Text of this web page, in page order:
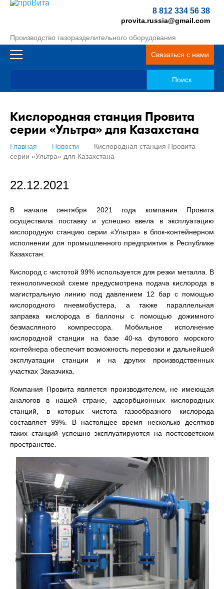
Производство газоразделительного оборудования
8 812 334 56 38
provita.russia@gmail.com
Связаться с нами
Кислородная станция Провита
серии «Ультра» для Казахстана
Главная — Новости — Кислородная станция Провита
серии «Ультра» для Казахстана
22.12.2021
В начале сентября 2021 года компания Провита
осуществила поставку и успешно ввела в эксплуатацию
кислородную станцию серии «Ультра» в блок-контейнерном
исполнении для промышленного предприятия в Республике
Казахстан.
Кислород с чистотой 99% используется для резки металла. В
технологической схеме предусмотрена подача кислорода в
магистральную линию под давлением 12 бар с помощью
кислородного пневмобустера, а также параллельная
заправка кислорода в баллоны с помощью дожимного
безмасляного компрессора. Мобильное исполнение
кислородной станции на базе 40-ка футового морского
контейнера обеспечит возможность перевозки и дальнейшей
эксплуатации станции и на других производственных
участках Заказчика.
Компания Провита является производителем, не имеющая
аналогов в нашей стране, адсорбционных кислородных
станций, в которых чистота газообразного кислорода
составляет 99%. В настоящее время несколько десятков
таких станций успешно эксплуатируются на постсоветском
пространстве.